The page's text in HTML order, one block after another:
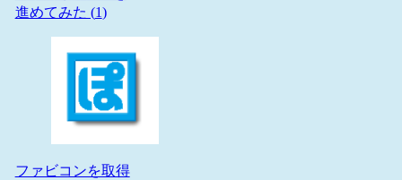
進めてみた (1)
ファビコンを取得